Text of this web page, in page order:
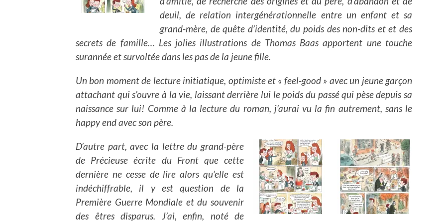
deuil, de relation intergénérationnelle entre un enfant et sa
grand-mère, de quête d’identité, du poids des non-dits et et des
secrets de famille… Les jolies illustrations de Thomas Baas apportent une touche
surannée et survoltée dans les pas de la jeune fille.
Un bon moment de lecture initiatique, optimiste et « feel-good » avec un jeune garçon
attachant qui s’ouvre à la vie, laissant derrière lui le poids du passé qui pèse depuis sa
naissance sur lui! Comme à la lecture du roman, j’aurai vu la fin autrement, sans le
happy end avec son père.
D’autre part, avec la lettre du grand-père
de Précieuse écrite du Front que cette
dernière ne cesse de lire alors qu’elle est
indéchiffrable, il y est question de la
Première Guerre Mondiale et du souvenir
des êtres disparus. J’ai, enfin, noté de